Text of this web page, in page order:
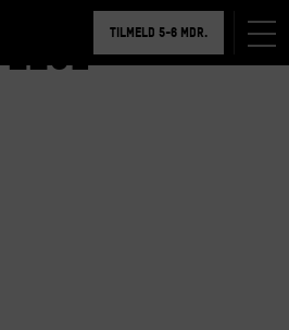
TILMELD 5-6 MDR.